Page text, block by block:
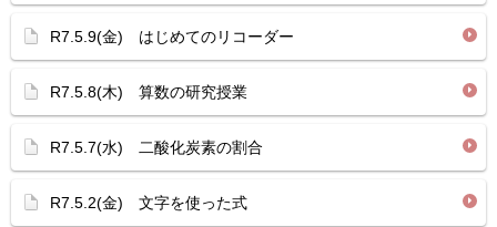
R7.5.9(金) はじめてのリコーダー
R7.5.8(木) 算数の研究授業
R7.5.7(水) 二酸化炭素の割合
R7.5.2(金) 文字を使った式